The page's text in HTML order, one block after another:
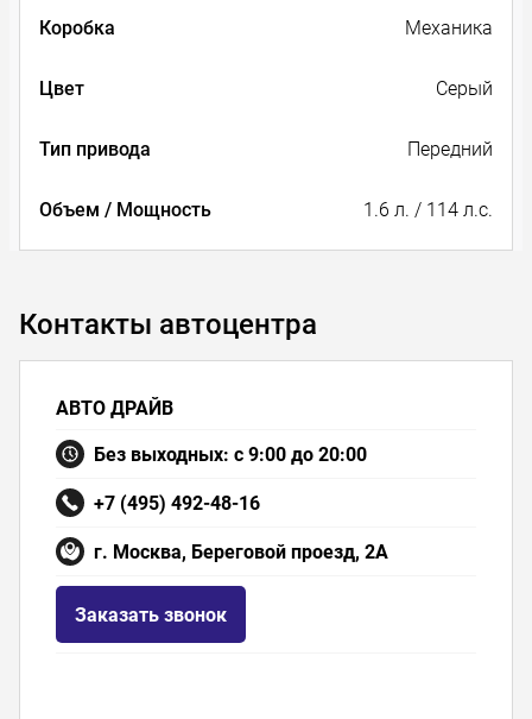
Коробка Механика
Цвет Серый
Тип привода Передний
Объем / Мощность 1.6 л. / 114 л.с.
Контакты автоцентра
АВТО ДРАЙВ
Без выходных: с 9:00 до 20:00
+7 (495) 492-48-16
г. Москва, Береговой проезд, 2А
Заказать звонок